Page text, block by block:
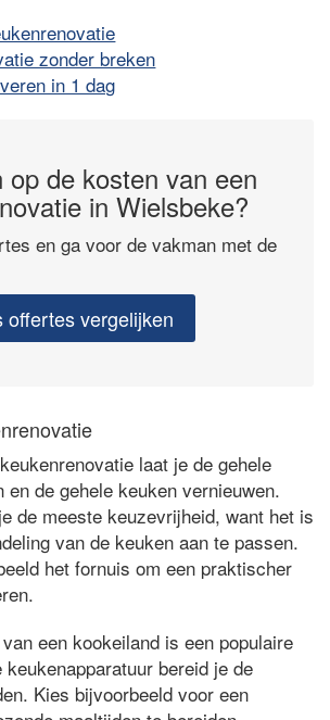
zonder breken
in 1 dag
op de kosten van een
in Wielsbeke?
en ga voor de vakman met de
offertes vergelijken
laat je de gehele
en de gehele keuken vernieuwen.
de meeste keuzevrijheid, want het is
van de keuken aan te passen.
het fornuis om een praktischer
een kookeiland is een populaire
bereid je de
Kies bijvoorbeeld voor een